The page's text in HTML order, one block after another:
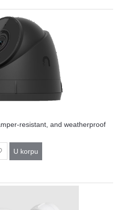
resistant, and weatherproof
U korpu